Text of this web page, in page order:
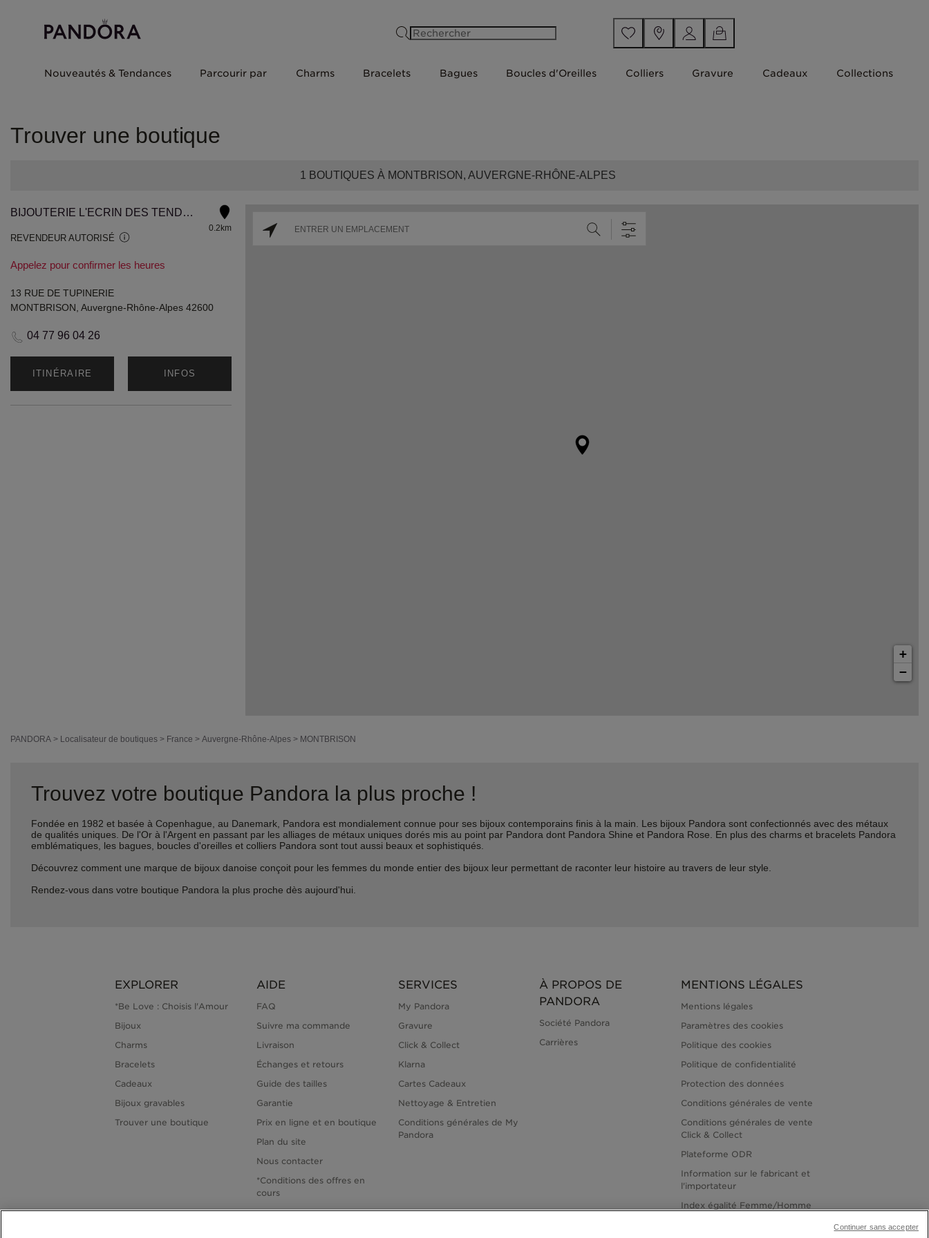
Nouveautés & Tendances Parcourir par Charms Bracelets Bagues Boucles d'Oreilles Colliers Gravure Cadeaux Collections
Trouver une boutique
1 BOUTIQUES À MONTBRISON, AUVERGNE-RHÔNE-ALPES
BIJOUTERIE L'ECRIN DES TENDANCES
REVENDEUR AUTORISÉ
Appelez pour confirmer les heures
0.2km
13 RUE DE TUPINERIE
MONTBRISON, Auvergne-Rhône-Alpes 42600
04 77 96 04 26
ITINÉRAIRE INFOS
+
−
PANDORA > Localisateur de boutiques > France > Auvergne-Rhône-Alpes > MONTBRISON
Trouvez votre boutique Pandora la plus proche !
Fondée en 1982 et basée à Copenhague, au Danemark, Pandora est mondialement connue pour ses bijoux contemporains finis à la main. Les bijoux Pandora sont confectionnés avec des métaux
de qualités uniques. De l'Or à l'Argent en passant par les alliages de métaux uniques dorés mis au point par Pandora dont Pandora Shine et Pandora Rose. En plus des charms et bracelets Pandora
emblématiques, les bagues, boucles d'oreilles et colliers Pandora sont tout aussi beaux et sophistiqués.
Découvrez comment une marque de bijoux danoise conçoit pour les femmes du monde entier des bijoux leur permettant de raconter leur histoire au travers de leur style.
Rendez-vous dans votre boutique Pandora la plus proche dès aujourd'hui.
EXPLORER
*Be Love : Choisis l'Amour
Bijoux
Charms
Bracelets
Cadeaux
Bijoux gravables
Trouver une boutique
AIDE
FAQ
Suivre ma commande
Livraison
Échanges et retours
Guide des tailles
Garantie
Prix en ligne et en boutique
Plan du site
Nous contacter
*Conditions des offres en
cours
SERVICES
My Pandora
Gravure
Click & Collect
Klarna
Cartes Cadeaux
Nettoyage & Entretien
Conditions générales de My
Pandora
À PROPOS DE
PANDORA
Société Pandora
Carrières
MENTIONS LÉGALES
Mentions légales
Paramètres des cookies
Politique des cookies
Politique de confidentialité
Protection des données
Conditions générales de vente
Conditions générales de vente
Click & Collect
Plateforme ODR
Information sur le fabricant et
l'importateur
Index égalité Femme/Homme
Continuer sans accepter